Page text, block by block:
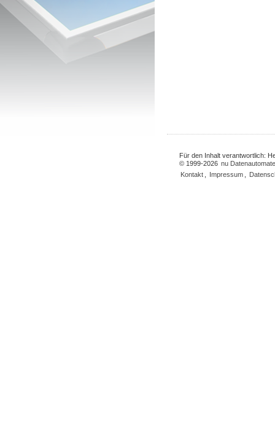
Für den Inhalt verantwortlich:
© 1999-2026 nu
Kontakt
Impressum